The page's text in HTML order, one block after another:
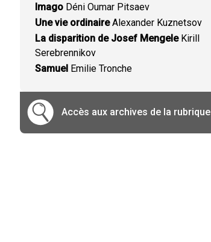
Imago Déni Oumar Pitsaev
Une vie ordinaireAlexander Kuznetsov
La disparition de Josef MengeleKirill
Serebrennikov
Samuel Emilie Tronche
Accès aux archives de la rubrique